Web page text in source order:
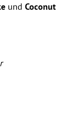
und Coconut